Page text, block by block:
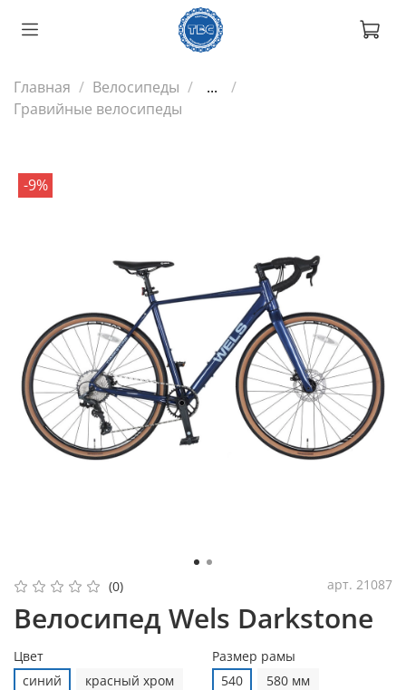
Главная Велосипеды
...
Гравийные велосипеды
-9%
(0) арт. 21087
Велосипед Wels Darkstone
Цвет
синий
красный хром
Размер рамы
540
580 мм